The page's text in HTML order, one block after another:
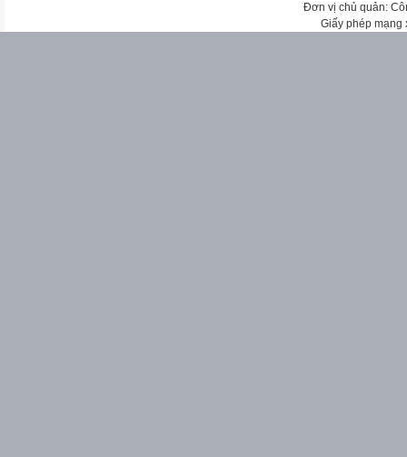
Đơn vị chủ quản:
Giấy phép mạng